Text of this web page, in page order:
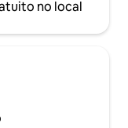
no local